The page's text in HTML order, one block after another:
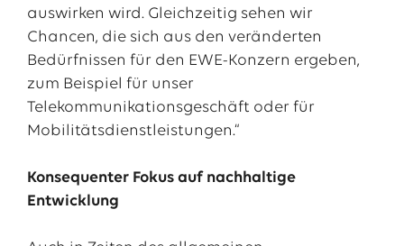
auswirken wird. Gleichzeitig sehen wir
Chancen, die sich aus den veränderten
Bedürfnissen für den EWE-Konzern ergeben,
zum Beispiel für unser
Telekommunikationsgeschäft oder für
Mobilitätsdienstleistungen.“
Konsequenter Fokus auf nachhaltige
Entwicklung